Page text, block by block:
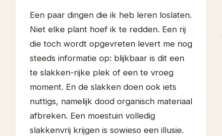
Een paar dingen die ik heb leren loslaten.
Niet elke plant hoef ik te redden. Een rij
die toch wordt opgevreten levert me nog
steeds informatie op: blijkbaar is dit een
te slakken-rijke plek of een te vroeg
moment. En de slakken doen ook iets
nuttigs, namelijk dood organisch materiaal
afbreken. Een moestuin volledig
slakkenvrij krijgen is sowieso een illusie.